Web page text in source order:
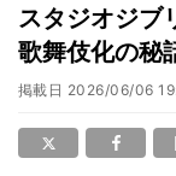
スタジオジブ
歌舞伎化の秘
掲載日 2026/06/06